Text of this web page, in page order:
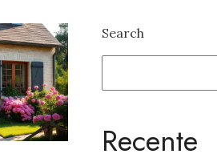
Search
Recente